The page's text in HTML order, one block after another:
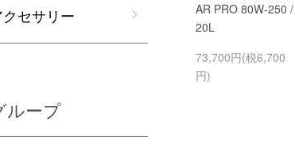
AR PRO 80W-250 /
20L
73,700円(税6,700
円)
クセサリー
ループ